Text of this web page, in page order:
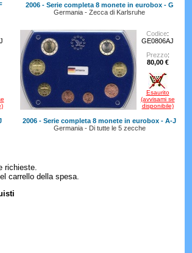
2006 - Serie completa 8 monete in eurobox - G
Germania - Zecca di Karlsruhe
Codice:
GE0806AJ
Prezzo:
80,00 €
Esaurito
(avvisami se
disponibile)
2006 - Serie completa 8 monete in eurobox - A-J
Germania - Di tutte le 5 zecche
richieste.
carrello della spesa.